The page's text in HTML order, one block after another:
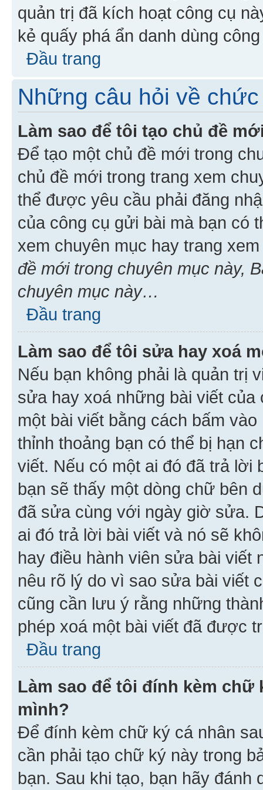
quản trị đã kích hoạt công cụ
kẻ quấy phá ẩn danh dùng
Đầu trang
Những câu hỏi về
Làm sao để tôi tạo chủ đề
Để tạo một chủ đề mới trong
chủ đề mới trong trang xem
thể được yêu cầu phải đăng
của công cụ gửi bài mà bạn có
xem chuyên mục hay trang
đề mới trong chuyên mục này,
chuyên mục này…
Đầu trang
Làm sao để tôi sửa hay xoá
Nếu bạn không phải là quản trị
sửa hay xoá những bài viết
một bài viết bằng cách bấm
thỉnh thoảng bạn có thể bị hạn
viết. Nếu có một ai đó đã trả lời
bạn sẽ thấy một dòng chữ bên
đã sửa cùng với ngày giờ sửa.
ai đó trả lời bài viết và nó sẽ
hay điều hành viên sửa bài viết
nêu rõ lý do vì sao sửa bài viết
cũng cần lưu ý rằng những
phép xoá một bài viết đã được
Đầu trang
Làm sao để tôi đính kèm chữ
mình?
Để đính kèm chữ ký cá nhân
cần phải tạo chữ ký này trong
bạn. Sau khi tạo, bạn hãy